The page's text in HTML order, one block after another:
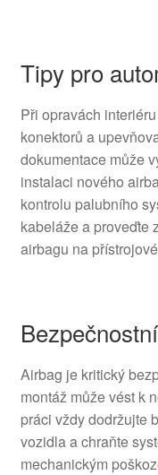
Tipy pro
Při opravách
konektorů a
dokumentace může
instalaci nového
kontrolu palubního
kabeláže a proveďte
airbagu na
Airbag je kritický
montáž může vést k
práci vždy dodržujte
vozidla a chraňte
mechanickým